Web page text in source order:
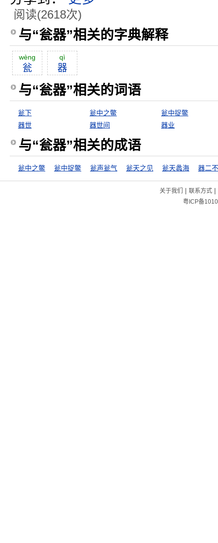
阅读(2618次)
与“瓮器”相关的字典解释
wèng
瓮
qì
器
与“瓮器”相关的词语
瓮下 瓮中之鳖
瓮中捉鳖
器世
器世间 器业
与“瓮器”相关的成语
瓮中之鳖 瓮中捉鳖 瓮声瓮气 瓮天之见 瓮天蠡海 器二
关于我们 | 联系方式|
粤ICP备